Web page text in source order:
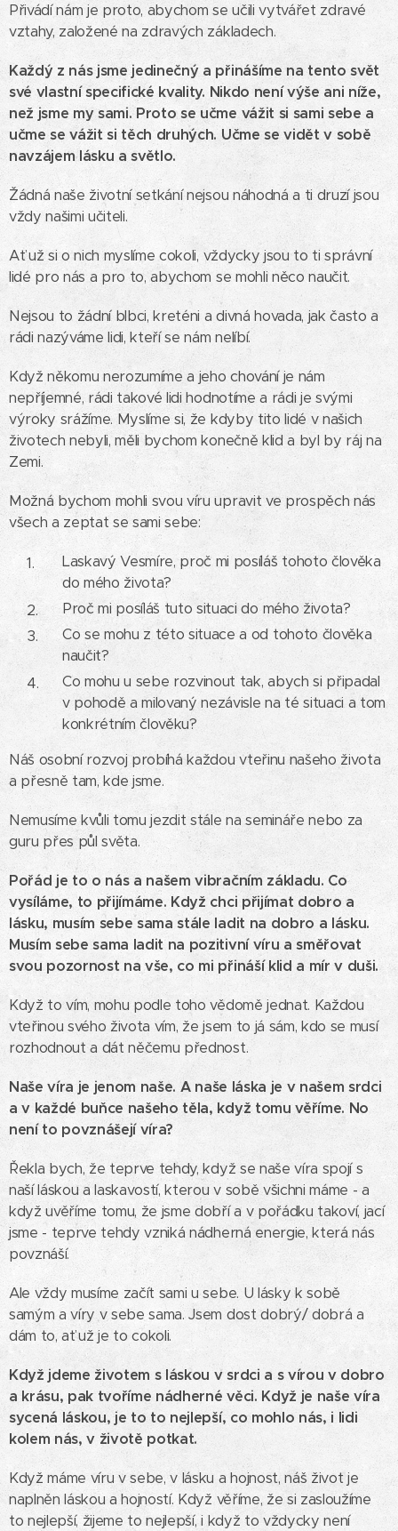
Přivádí nám je proto, abychom se učili vytvářet zdravé
vztahy, založené na zdravých základech.
Každý z nás jsme jedinečný a přinášíme na tento svět
své vlastní specifické kvality. Nikdo není výše ani níže,
než jsme my sami. Proto se učme vážit si sami sebe a
učme se vážit si těch druhých. Učme se vidět v sobě
navzájem lásku a světlo.
Žádná naše životní setkání nejsou náhodná a ti druzí jsou
vždy našimi učiteli.
Ať už si o nich myslíme cokoli, vždycky jsou to ti správní
lidé pro nás a pro to, abychom se mohli něco naučit.
Nejsou to žádní blbci, kreténi a divná hovada, jak často a
rádi nazýváme lidi, kteří se nám nelíbí.
Když někomu nerozumíme a jeho chování je nám
nepříjemné, rádi takové lidi hodnotíme a rádi je svými
výroky srážíme. Myslíme si, že kdyby tito lidé v našich
životech nebyli, měli bychom konečně klid a byl by ráj na
Zemi.
Možná bychom mohli svou víru upravit ve prospěch nás
všech a zeptat se sami sebe:
Laskavý Vesmíre, proč mi posíláš tohoto člověka
do mého života?
Proč mi posíláš tuto situaci do mého života?
Co se mohu z této situace a od tohoto člověka
naučit?
Co mohu u sebe rozvinout tak, abych si připadal
v pohodě a milovaný nezávisle na té situaci a tom
konkrétním člověku?
Náš osobní rozvoj probíhá každou vteřinu našeho života
a přesně tam, kde jsme.
Nemusíme kvůli tomu jezdit stále na semináře nebo za
guru přes půl světa.
Pořád je to o nás a našem vibračním základu. Co
vysíláme, to přijímáme. Když chci přijímat dobro a
lásku, musím sebe sama stále ladit na dobro a lásku.
Musím sebe sama ladit na pozitivní víru a směřovat
svou pozornost na vše, co mi přináší klid a mír v duši.
Když to vím, mohu podle toho vědomě jednat. Každou
vteřinou svého života vím, že jsem to já sám, kdo se musí
rozhodnout a dát něčemu přednost.
Naše víra je jenom naše. A naše láska je v našem srdci
a v každé buňce našeho těla, když tomu věříme. No
není to povznášejí víra?
Řekla bych, že teprve tehdy, když se naše víra spojí s
naší láskou a laskavostí, kterou v sobě všichni máme - a
když uvěříme tomu, že jsme dobří a v pořádku takoví, jací
jsme - teprve tehdy vzniká nádherná energie, která nás
povznáší.
Ale vždy musíme začít sami u sebe. U lásky k sobě
samým a víry v sebe sama. Jsem dost dobrý/ dobrá a
dám to, ať už je to cokoli.
Když jdeme životem s láskou v srdci a s vírou v dobro
a krásu, pak tvoříme nádherné věci. Když je naše víra
sycená láskou, je to to nejlepší, co mohlo nás, i lidi
kolem nás, v životě potkat.
Když máme víru v sebe, v lásku a hojnost, náš život je
naplněn láskou a hojností. Když věříme, že si zasloužíme
to nejlepší, žijeme to nejlepší, i když to vždycky není